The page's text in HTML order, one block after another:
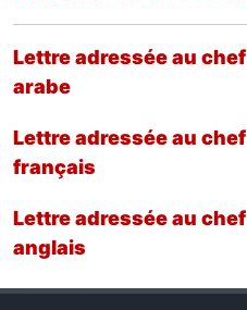
Lettre adressée au
arabe
Lettre adressée au
français
Lettre adressée au
anglais